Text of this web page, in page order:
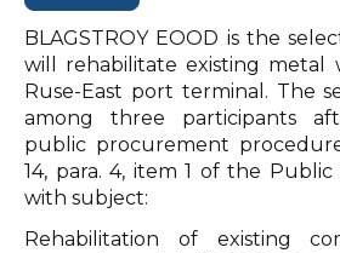
BLAGSTROY EOOD is the
will rehabilitate existing metal
Ruse-East port terminal. The
among three participants
public procurement
14, para. 4, item 1 of the
with subject:
Rehabilitation of existing